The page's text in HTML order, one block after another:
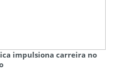
impulsiona carreira no